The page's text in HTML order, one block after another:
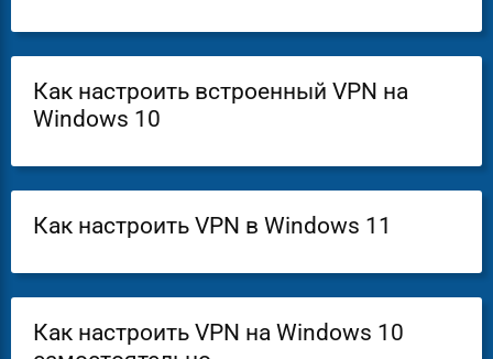
Как настроить встроенный VPN на
Windows 10
Как настроить VPN в Windows 11
Как настроить VPN на Windows 10